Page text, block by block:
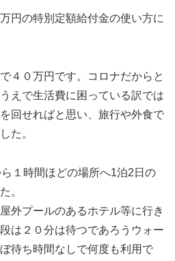
円の特別定額給付金の使い方に
４０万円です。コロナだからと
えで生活費に困っている訳では
回せればと思い、旅行や外食で
た。
１時間ほどの場所へ1泊2日の
。
外プールのあるホテル等に行き
は２０分は待つであろうウォー
待ち時間なしで何度も利用で